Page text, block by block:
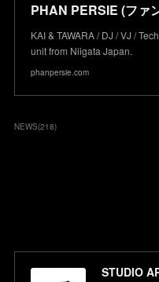
KAI & TAWARA / DJ / VJ /
unit from Niigata Japan.
phanpersie.com
NEWS(218)
STUDIO